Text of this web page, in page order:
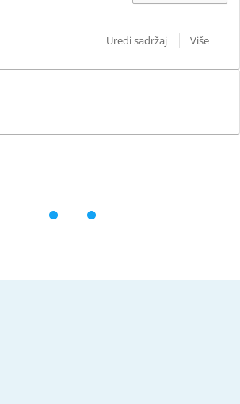
Uredi sadržaj
Više